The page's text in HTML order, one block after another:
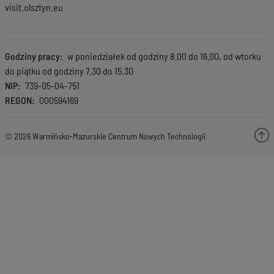
visit.olsztyn.eu
Godziny pracy
w poniedziałek od godziny 8.00 do 16.00, od wtorku
do piątku od godziny 7.30 do 15.30
NIP
739-05-04-751
REGON
000594169
© 2026 Warmińsko-Mazurskie Centrum Nowych Technologii